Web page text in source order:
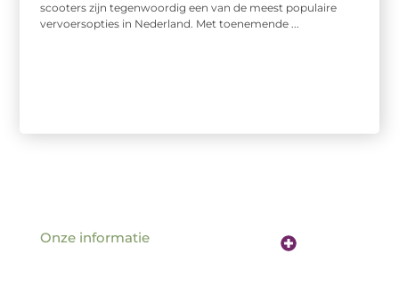
scooters zijn tegenwoordig een van de meest populaire
vervoersopties in Nederland. Met toenemende ...
Onze informatie